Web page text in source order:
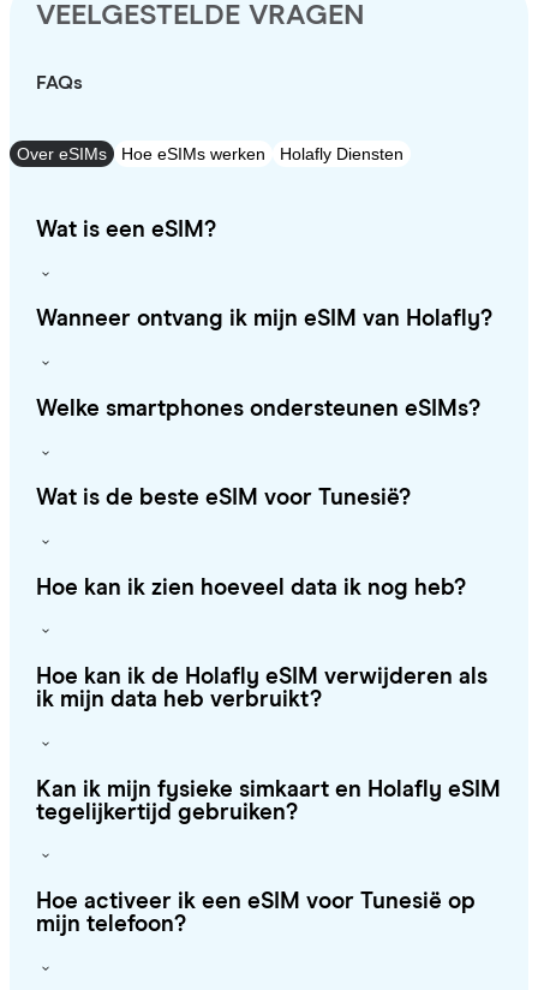
VEELGESTELDE VRAGEN
FAQs
Over eSIMs Hoe eSIMs werken Holafly Diensten
Wat is een eSIM?
Wanneer ontvang ik mijn eSIM van Holafly?
Welke smartphones ondersteunen eSIMs?
Wat is de beste eSIM voor Tunesië?
Hoe kan ik zien hoeveel data ik nog heb?
Hoe kan ik de Holafly eSIM verwijderen als
ik mijn data heb verbruikt?
Kan ik mijn fysieke simkaart en Holafly eSIM
tegelijkertijd gebruiken?
Hoe activeer ik een eSIM voor Tunesië op
mijn telefoon?